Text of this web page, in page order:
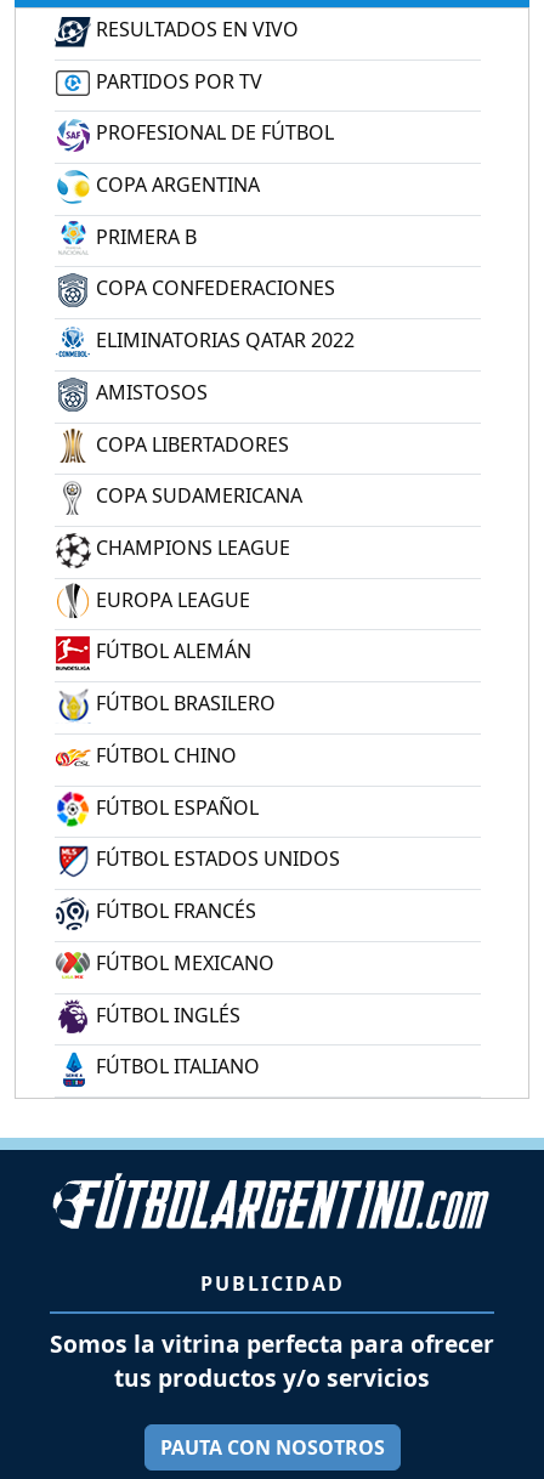
RESULTADOS EN VIVO
PARTIDOS POR TV
PROFESIONAL DE FÚTBOL
COPA ARGENTINA
PRIMERA B
COPA CONFEDERACIONES
ELIMINATORIAS QATAR 2022
AMISTOSOS
COPA LIBERTADORES
COPA SUDAMERICANA
CHAMPIONS LEAGUE
EUROPA LEAGUE
FÚTBOL ALEMÁN
FÚTBOL BRASILERO
FÚTBOL CHINO
FÚTBOL ESPAÑOL
FÚTBOL ESTADOS UNIDOS
FÚTBOL FRANCÉS
FÚTBOL MEXICANO
FÚTBOL INGLÉS
FÚTBOL ITALIANO
PUBLICIDAD
Somos la vitrina perfecta para ofrecer
tus productos y/o servicios
PAUTA CON NOSOTROS